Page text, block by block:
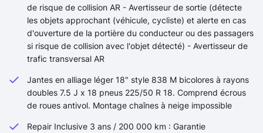
de risque de collision AR - Avertisseur de sortie (détecte
les objets approchant (véhicule, cycliste) et alerte en cas
d'ouverture de la portière du conducteur ou des passagers
si risque de collision avec l'objet détecté) - Avertisseur de
trafic transversal AR
Jantes en alliage léger 18" style 838 M bicolores à rayons
doubles 7.5 J x 18 pneus 225/50 R 18. Comprend écrous
de roues antivol. Montage chaînes à neige impossible
Repair Inclusive 3 ans / 200 000 km : Garantie